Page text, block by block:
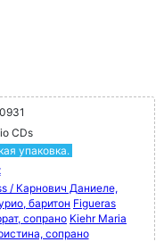
CDs
упаковка.
/ Карнович Даниеле,
баритон Figueras
сопрано Kiehr Maria
сопрано